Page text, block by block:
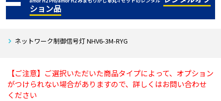
ション品
ネットワーク制御信号灯 NHV6-3M-RYG
【ご注意】ご選択いただいた商品タイプによって、オプション
がつけられない場合がありますので、詳しくはお問い合わせ
ください